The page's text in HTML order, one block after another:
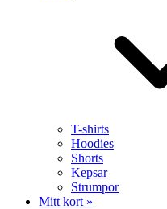
T-shirts
Hoodies
Shorts
Kepsar
Strumpor
Mitt kort »